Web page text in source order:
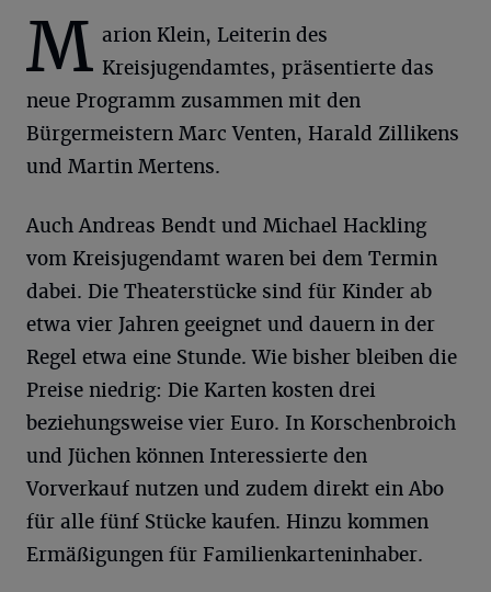
M arion Klein, Leiterin des
Kreisjugendamtes, präsentierte das
neue Programm zusammen mit den
Bürgermeistern Marc Venten, Harald Zillikens
und Martin Mertens.
Auch Andreas Bendt und Michael Hackling
vom Kreisjugendamt waren bei dem Termin
dabei. Die Theaterstücke sind für Kinder ab
etwa vier Jahren geeignet und dauern in der
Regel etwa eine Stunde. Wie bisher bleiben die
Preise niedrig: Die Karten kosten drei
beziehungsweise vier Euro. In Korschenbroich
und Jüchen können Interessierte den
Vorverkauf nutzen und zudem direkt ein Abo
für alle fünf Stücke kaufen. Hinzu kommen
Ermäßigungen für Familienkarteninhaber.